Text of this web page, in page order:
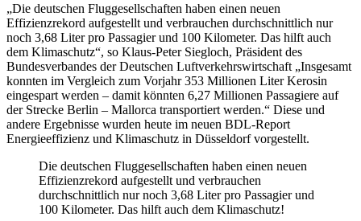
„Die deutschen Fluggesellschaften haben einen neuen
Effizienzrekord aufgestellt und verbrauchen durchschnittlich nur
noch 3,68 Liter pro Passagier und 100 Kilometer. Das hilft auch
dem Klimaschutz“, so Klaus-Peter Siegloch, Präsident des
Bundesverbandes der Deutschen Luftverkehrswirtschaft „Insgesamt
konnten im Vergleich zum Vorjahr 353 Millionen Liter Kerosin
eingespart werden – damit könnten 6,27 Millionen Passagiere auf
der Strecke Berlin – Mallorca transportiert werden.“ Diese und
andere Ergebnisse wurden heute im neuen BDL-Report
Energieeffizienz und Klimaschutz in Düsseldorf vorgestellt.
Die deutschen Fluggesellschaften haben einen neuen
Effizienzrekord aufgestellt und verbrauchen
durchschnittlich nur noch 3,68 Liter pro Passagier und
100 Kilometer. Das hilft auch dem Klimaschutz!